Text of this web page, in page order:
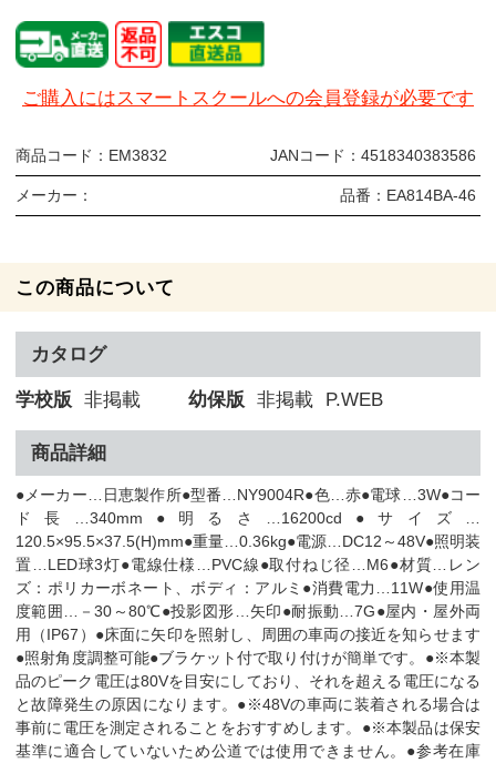
ご購入にはスマートスクールへの会員登録が必要です
商品コード： EM3832 JANコード： 4518340383586
メーカー： 品番： EA814BA-46
この商品について
カタログ
学校版 非掲載 幼保版 非掲載 P.WEB
商品詳細
●メーカー…日恵製作所●型番…NY9004R●色…赤●電球…3W●コー
ド長…340mm●明るさ…16200cd●サイズ…
120.5×95.5×37.5(H)mm●重量…0.36kg●電源…DC12～48V●照明装
置…LED球3灯●電線仕様…PVC線●取付ねじ径…M6●材質…レン
ズ：ポリカーボネート、ボディ：アルミ●消費電力…11W●使用温
度範囲…－30～80℃●投影図形…矢印●耐振動…7G●屋内・屋外両
用（IP67）●床面に矢印を照射し、周囲の車両の接近を知らせます
●照射角度調整可能●ブラケット付で取り付けが簡単です。●※本製
品のピーク電圧は80Vを目安にしており、それを超える電圧になる
と故障発生の原因になります。●※48Vの車両に装着される場合は
事前に電圧を測定されることをおすすめします。●※本製品は保安
基準に適合していないため公道では使用できません。●参考在庫